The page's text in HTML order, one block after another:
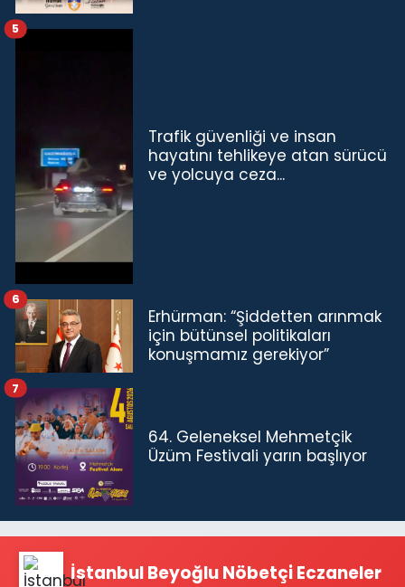
Trafik güvenliği ve insan
hayatını tehlikeye atan sürücü
ve yolcuya ceza...
5
Erhürman: “Şiddetten arınmak
için bütünsel politikaları
konuşmamız gerekiyor”
6
64. Geleneksel Mehmetçik
Üzüm Festivali yarın başlıyor
7
İstanbul Beyoğlu Nöbetçi Eczaneler